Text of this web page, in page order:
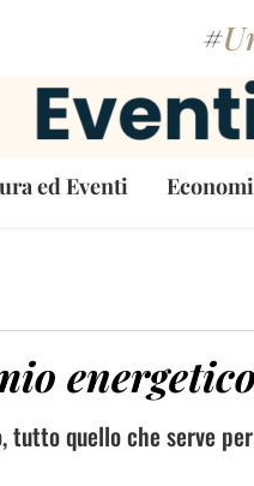
#
ed Eventi
tutto quello che serve